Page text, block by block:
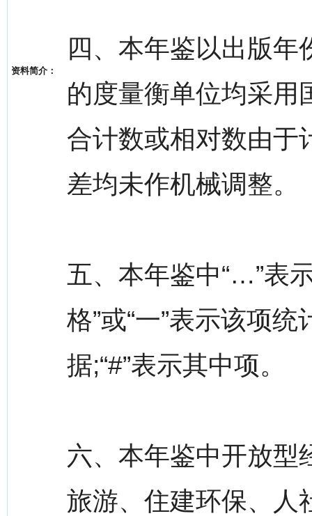
资料简介：
四、本年鉴以出版
的度量衡单位均采用
合计数或相对数由于
差均未作机械调整。
五、本年鉴中“…”表
格”或“一”表示该项
据;“#”表示其中项。
六、本年鉴中开放型
旅游、住建环保、人